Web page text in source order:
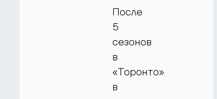
После
5
сезонов
в
«Торонто»
в